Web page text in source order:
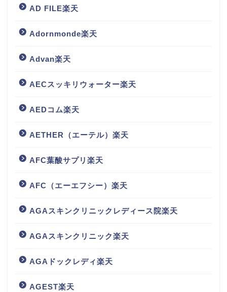
AD FILE楽天
Adornmonde楽天
Advan楽天
AECスッキリウォーター楽天
AEDコム楽天
AETHER（エーテル）楽天
AFC葉酸サプリ楽天
AFC（エーエフシー）楽天
AGAスキンクリニックレディース院楽天
AGAスキンクリニック楽天
AGAドックレディ楽天
AGEST楽天